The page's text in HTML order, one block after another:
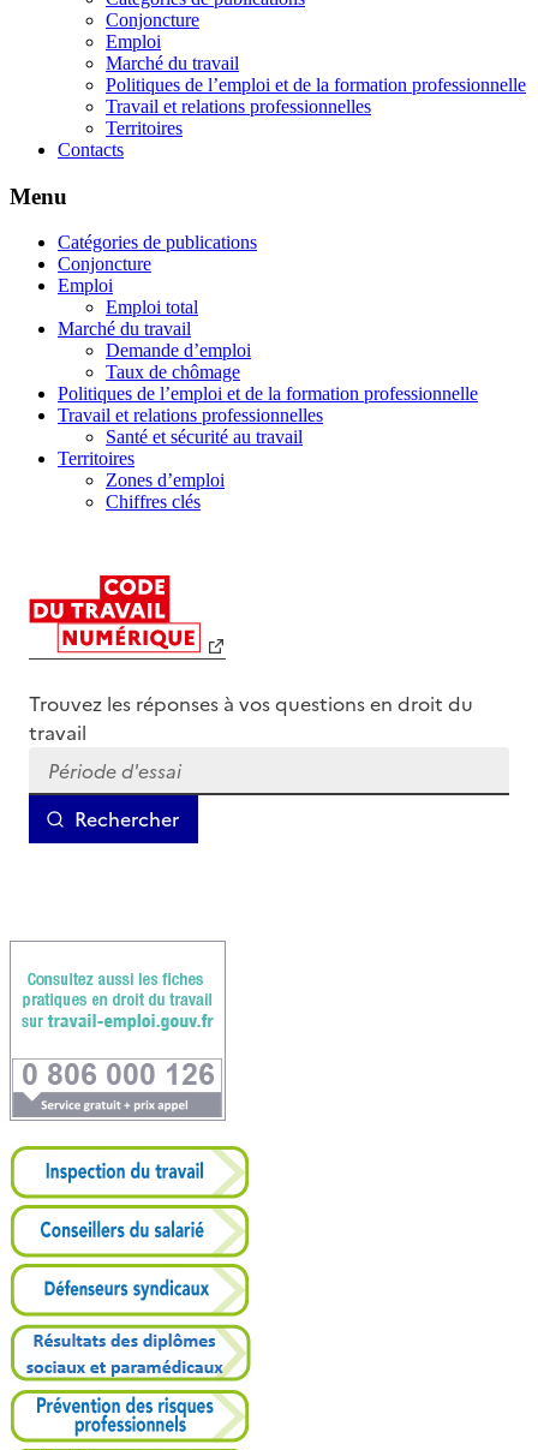
Conjoncture
Emploi
Marché du travail
Politiques de l’emploi et de la formation professionnelle
Travail et relations professionnelles
Territoires
Contacts
Menu
Catégories de publications
Conjoncture
Emploi
Emploi total
Marché du travail
Demande d’emploi
Taux de chômage
Politiques de l’emploi et de la formation professionnelle
Travail et relations professionnelles
Santé et sécurité au travail
Territoires
Zones d’emploi
Chiffres clés